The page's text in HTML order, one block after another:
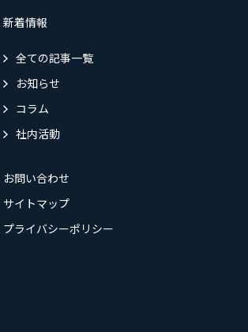
新着情報
全ての記事一覧
お知らせ
コラム
社内活動
お問い合わせ
サイトマップ
プライバシーポリシー